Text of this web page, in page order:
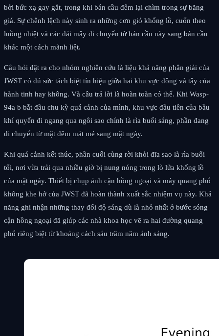
bởi bức xạ gay gắt, trong khi bán cầu đêm lại chìm trong sự băng
giá. Sự chênh lệch này sinh ra những cơn gió khổng lồ, cuốn theo
luồng nhiệt và các dải mây di chuyển từ bán cầu này sang bán cầu
khác một cách mãnh liệt.
Câu hỏi đặt ra cho nhóm nghiên cứu là liệu khả năng phân giải của
JWST có đủ sức tách biệt tín hiệu giữa hai khu vực đông và tây của
hành tinh hay không. Và câu trả lời là hoàn toàn có thể. Khi Wasp-
94a b bắt đầu chu kỳ quá cảnh của mình, khu vực đầu tiên của bầu
khí quyển đi ngang qua ngôi sao chính là rìa buổi sáng, phần đang
di chuyển từ mặt đêm mát mẻ sang mặt ngày.
Khi quá cảnh kết thúc, phần cuối cùng rời khỏi đĩa sao là rìa buổi
tối, nơi vừa trải qua nhiều giờ bị nung nóng trong lò lửa khổng lồ
của mặt ngày. Thiết bị chụp ảnh cận hồng ngoại và máy quang phổ
không khe hở của JWST đã hoàn thành xuất sắc nhiệm vụ này. Khả
năng ghi nhận những thay đổi độ sáng dù là nhỏ nhất ở bước sóng
cận hồng ngoại đã giúp các nhà khoa học vẽ ra hai đường quang
phổ riêng biệt từ khoảng cách sáu trăm năm ánh sáng.